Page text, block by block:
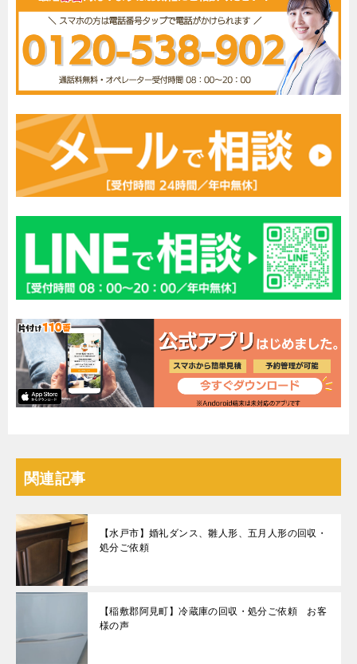
関連記事
【水戸市】婚礼ダンス、雛人形、五月人形の回収・
処分ご依頼
【稲敷郡阿見町】冷蔵庫の回収・処分ご依頼 お客
様の声